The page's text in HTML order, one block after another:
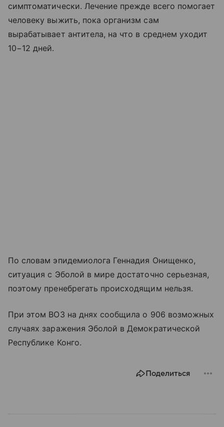
симптоматически. Лечение прежде всего помогает
человеку выжить, пока организм сам
вырабатывает антитела, на что в среднем уходит
10−12 дней.
По словам эпидемиолога Геннадия Онищенко,
ситуация с Эболой в мире достаточно серьезная,
поэтому пренебрегать происходящим нельзя.
При этом ВОЗ на днях сообщила о 906 возможных
случаях заражения Эболой в Демократической
Республике Конго.
Поделиться